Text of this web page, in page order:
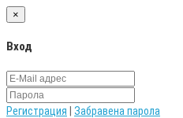
×
Вход
Регистрация Забравена парола